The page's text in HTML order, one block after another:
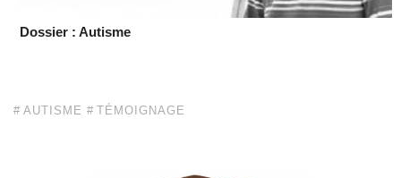
Dossier : Autisme
AUTISME TÉMOIGNAGE